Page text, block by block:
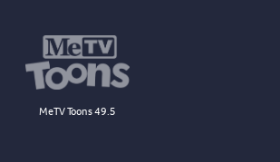
MeTV Toons 49.5